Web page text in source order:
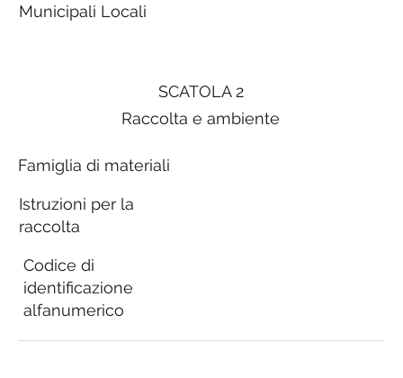
SCATOLA 2
Raccolta e ambiente
Famiglia di materiali
Istruzioni per la
raccolta
Codice di
identificazione
alfanumerico
Municipali Locali